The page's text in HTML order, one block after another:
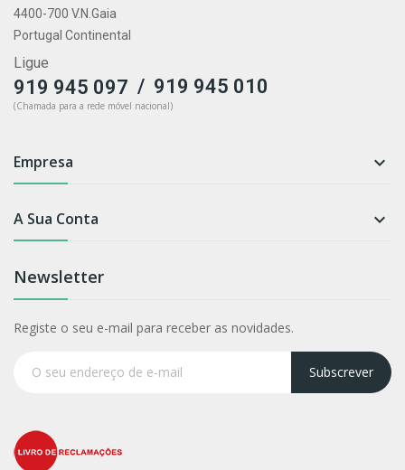
4400-700 V.N.Gaia
Portugal Continental
Ligue
919 945 097 / 919 945 010
(Chamada para a rede móvel nacional)
Empresa 
A Sua Conta 
Newsletter
Registe o seu e-mail para receber as novidades.
Subscrever